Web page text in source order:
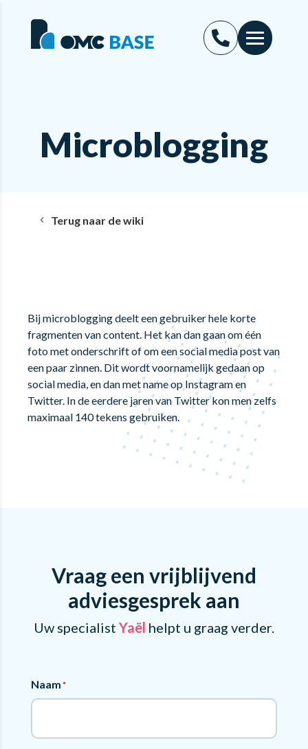
Microblogging
Terug naar de wiki
Bij microblogging deelt een gebruiker hele korte
fragmenten van content. Het kan dan gaan om één
foto met onderschrift of om een social media post van
een paar zinnen. Dit wordt voornamelijk gedaan op
social media, en dan met name op Instagram en
Twitter. In de eerdere jaren van Twitter kon men zelfs
maximaal 140 tekens gebruiken.
Vraag een vrijblijvend
adviesgesprek aan
Uw specialist Yaël helpt u graag verder.
Naam*